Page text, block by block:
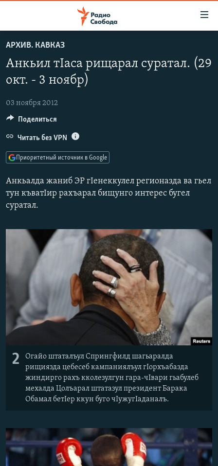
упрощенного
доступа
содержанию
Вернутся
навигации
поиску
ПОДКАСТЫ
АВТОРСКИЕ ПРОЕКТЫ
ЦИТАТЫ СВОБОДЫ
МНЕНИЯ
КУЛЬТУРА
IDEL.РЕАЛИИ
КАВКАЗ.РЕАЛИИ
СЕВЕР.РЕАЛИИ
СИБИРЬ.РЕАЛИИ
РАСПИСАНИЕ ВЕЩАНИЯ
ПОДПИШИТЕСЬ НА РАССЫЛКУ
СОЦИАЛЬНЫЕ СЕТИ
АРХИВ. КАВКАЗ
Анкьил тIаса рищарал суратал. (29
окт. - 3 ноябр)
03 ноября 2012
Анкьалда жаниб ЭР гІенеккулел регионазда ва гьел
тун къватІир рахъарал бищунго интерес бугел
суратал.
2
Огайо штаталъул Спрингфилд шагьаралда
рищиязда цебесеб кампаниялъул гІорхъабазда
жиндирго рахъ кколезулгун гара-чІвари гьабулеб
мехалда Цолъарал штатазул президент Барака
Обамал бетІер ккун буго чІужугІаданалъ.
Поделиться
Читать без VPN
Приоритетный источник в Google